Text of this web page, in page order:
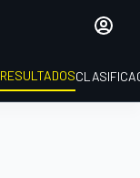
RESULTADOS